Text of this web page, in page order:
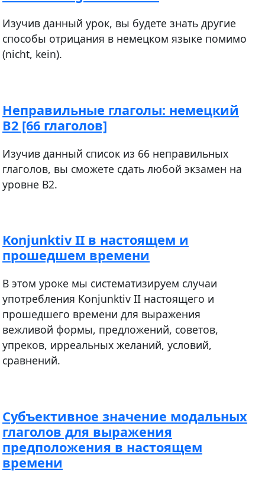
Изучив данный урок, вы будете знать другие
способы отрицания в немецком языке помимо
(nicht, kein).
Неправильные глаголы: немецкий
В2 [66 глаголов]
Изучив данный список из 66 неправильных
глаголов, вы сможете сдать любой экзамен на
уровне В2.
Konjunktiv II в настоящем и
прошедшем времени
В этом уроке мы систематизируем случаи
употребления Konjunktiv II настоящего и
прошедшего времени для выражения
вежливой формы, предложений, советов,
упреков, ирреальных желаний, условий,
сравнений.
Субъективное значение модальных
глаголов для выражения
предположения в настоящем
времени